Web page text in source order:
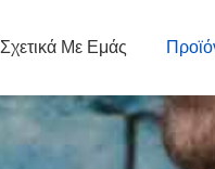
Σχετικά Με Εμάς